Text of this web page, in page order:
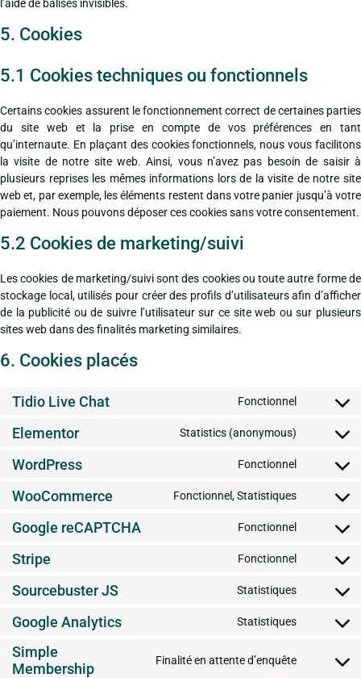
l’aide de balises invisibles.
5. Cookies
5.1 Cookies techniques ou fonctionnels
Certains cookies assurent le fonctionnement correct de certaines parties
du site web et la prise en compte de vos préférences en tant
qu’internaute. En plaçant des cookies fonctionnels, nous vous facilitons
la visite de notre site web. Ainsi, vous n’avez pas besoin de saisir à
plusieurs reprises les mêmes informations lors de la visite de notre site
web et, par exemple, les éléments restent dans votre panier jusqu’à votre
paiement. Nous pouvons déposer ces cookies sans votre consentement.
5.2 Cookies de marketing/suivi
Les cookies de marketing/suivi sont des cookies ou toute autre forme de
stockage local, utilisés pour créer des profils d’utilisateurs afin d’afficher
de la publicité ou de suivre l’utilisateur sur ce site web ou sur plusieurs
sites web dans des finalités marketing similaires.
6. Cookies placés
Tidio Live Chat Fonctionnel
Elementor Statistics (anonymous)
WordPress Fonctionnel
WooCommerce Fonctionnel, Statistiques
Google reCAPTCHA Fonctionnel
Stripe Fonctionnel
Sourcebuster JS Statistiques
Google Analytics Statistiques
Simple
Membership
Finalité en attente d’enquête